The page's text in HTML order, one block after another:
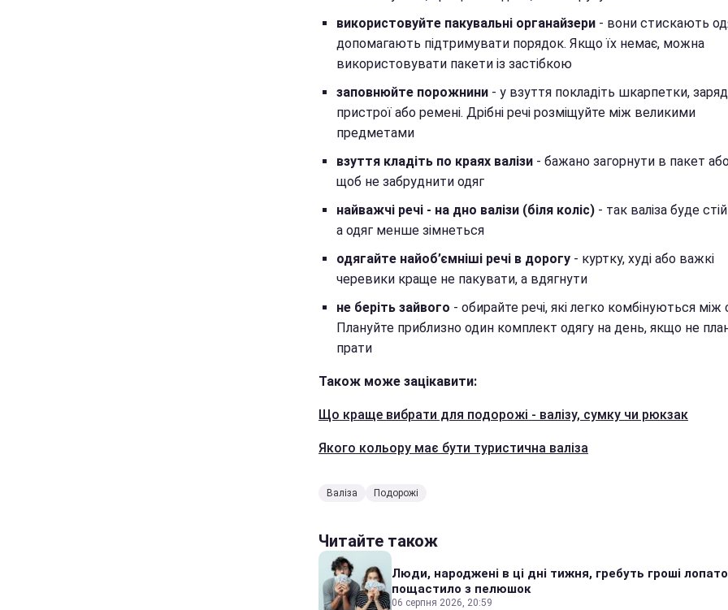
використовуйте пакувальні органайзери - вони стискають
допомагають підтримувати порядок. Якщо їх немає, можна
використовувати пакети із застібкою
заповнюйте порожнини - у взуття покладіть шкарпетки,
пристрої або ремені. Дрібні речі розміщуйте між великими
предметами
взуття кладіть по краях валізи - бажано загорнути в пакет або
щоб не забруднити одяг
найважчі речі - на дно валізи (біля коліс) - так валіза буде
а одяг менше зімнеться
одягайте найоб’ємніші речі в дорогу - куртку, худі або важкі
черевики краще не пакувати, а вдягнути
не беріть зайвого - обирайте речі, які легко комбінуються
Плануйте приблизно один комплект одягу на день, якщо не
прати
Також може зацікавити:
Що краще вибрати для подорожі - валізу, сумку чи рюкзак
Якого кольору має бути туристична валіза
Валіза Подорожі
Читайте також
Люди, народжені в ці дні тижня, гребуть гроші
пощастило з пелюшок
06 серпня 2026, 20:59